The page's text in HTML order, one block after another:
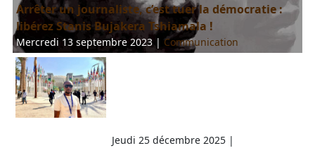
Arrêter un journaliste, c’est tuer la démocratie :
libérez Stanis Bujakera Tshiamala !
Mercredi 13 septembre 2023 | Communication
Jeudi 25 décembre 2025 |